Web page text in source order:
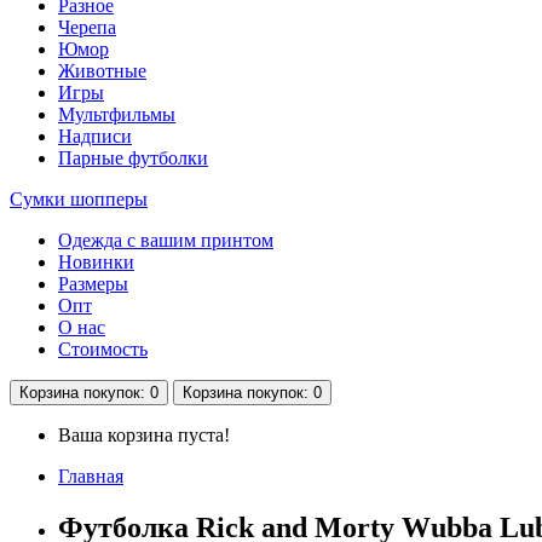
Разное
Черепа
Юмор
Животные
Игры
Мультфильмы
Надписи
Парные футболки
Сумки шопперы
Одежда с вашим принтом
Новинки
Размеры
Опт
О нас
Стоимость
Корзинапокупок: 0 Корзинапокупок: 0
Ваша корзина пуста!
Главная
Футболка Rick and Morty Wubba